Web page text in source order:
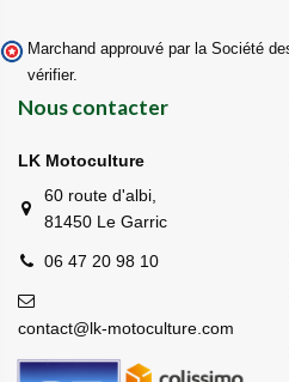
Marchand approuvé par la Société
vérifier.
Nous contacter
LK Motoculture
60 route d'albi,
81450 Le Garric
06 47 20 98 10
contact@lk-motoculture.com